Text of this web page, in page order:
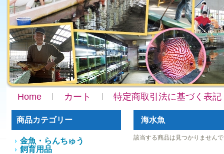
Home カート 特定商取引法に基づく表記
商品カテゴリー
金魚・らんちゅう
飼育用品
海水魚
該当する商品は見つかりません